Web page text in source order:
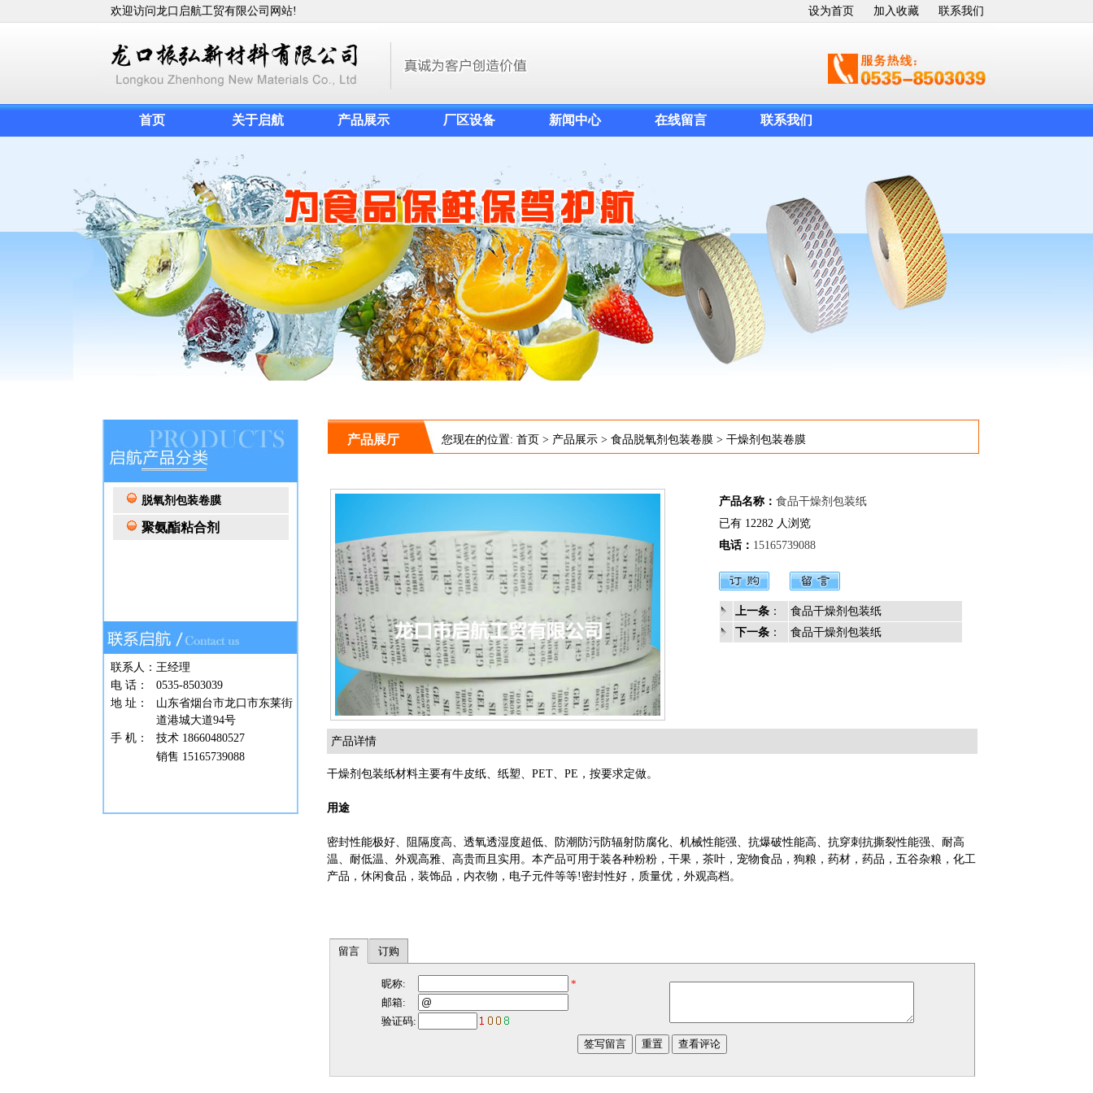
欢迎访问龙口启航工贸有限公司网站! 设为首页 加入收藏 联系我们
首页 关于启航 产品展示 厂区设备 新闻中心 在线留言 联系我们
脱氧剂包装卷膜
聚氨酯粘合剂
联系人： 王经理
电 话：
0535-8503039
地 址：
山东省烟台市龙口市东莱街
道港城大道94号
手 机：
技术 18660480527
销售 15165739088
产品展厅 您现在的位置: 首页 > 产品展示> 食品脱氧剂包装卷膜> 干燥剂包装卷膜
产品名称： 食品干燥剂包装纸
已有 12282 人浏览
电话： 15165739088
上一条 ：
食品干燥剂包装纸
下一条 ： 食品干燥剂包装纸
产品详情
干燥剂包装纸材料主要有牛皮纸、纸塑、PET、PE，按要求定做。
用途
密封性能极好、阻隔度高、透氧透湿度超低、防潮防污防辐射防腐化、机械性能强、抗爆破性能高、抗穿刺抗撕裂性能强、耐高
温、耐低温、外观高雅、高贵而且实用。本产品可用于装各种粉粉，干果，茶叶，宠物食品，狗粮，药材，药品，五谷杂粮，化工
产品，休闲食品，装饰品，内衣物，电子元件等等!密封性好，质量优，外观高档。
留言 订购